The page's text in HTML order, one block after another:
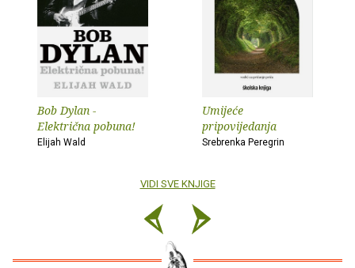
Bob Dylan -
Električna pobuna!
Elijah Wald
Umijeće
pripovijedanja
Srebrenka Peregrin
VIDI SVE KNJIGE